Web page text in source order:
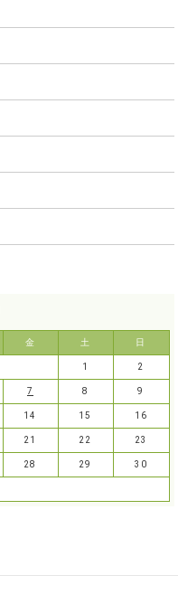
金 土 日
1 2
7 8 9
14 15 16
21 22 23
28 29 30